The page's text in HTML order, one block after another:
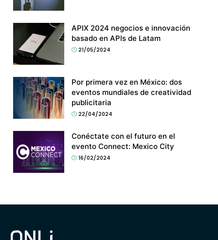
APIX 2024 negocios e innovación
basado en APIs de Latam
21/05/2024
Por primera vez en México: dos
eventos mundiales de creatividad
publicitaria
22/04/2024
Conéctate con el futuro en el
evento Connect: Mexico City
16/02/2024